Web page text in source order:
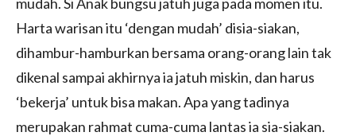
Harta warisan itu ‘dengan mudah’ disia-siakan,
dihambur-hamburkan bersama orang-orang lain tak
dikenal sampai akhirnya ia jatuh miskin, dan harus
‘bekerja’ untuk bisa makan. Apa yang tadinya
merupakan rahmat cuma-cuma lantas ia sia-siakan.